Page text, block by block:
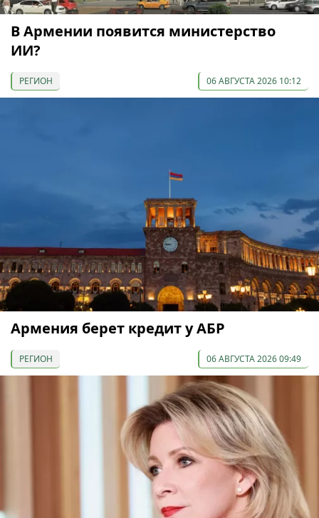
В Армении появится министерство
ИИ?
РЕГИОН 06 АВГУСТА 2026 10:12
Армения берет кредит у АБР
РЕГИОН 06 АВГУСТА 2026 09:49